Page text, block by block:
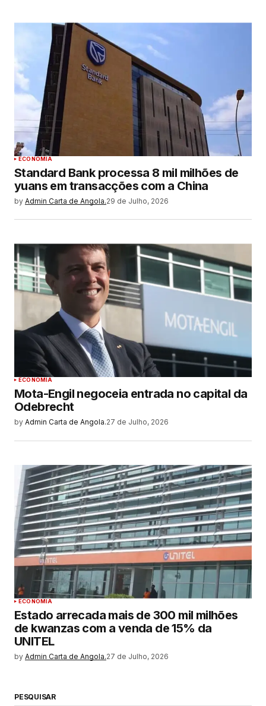
ECONOMIA
Standard Bank processa 8 mil milhões de
yuans em transacções com a China
by Admin Carta de Angola.29 de Julho, 2026
ECONOMIA
Mota-Engil negoceia entrada no capital da
Odebrecht
by Admin Carta de Angola.27 de Julho, 2026
ECONOMIA
Estado arrecada mais de 300 mil milhões
de kwanzas com a venda de 15% da
UNITEL
by Admin Carta de Angola.27 de Julho, 2026
PESQUISAR